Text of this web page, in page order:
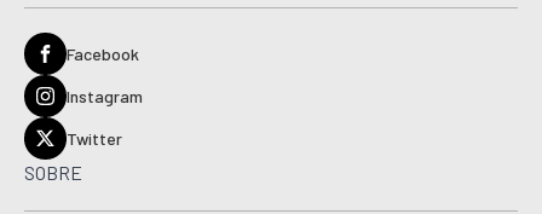
Facebook
Instagram
Twitter
SOBRE